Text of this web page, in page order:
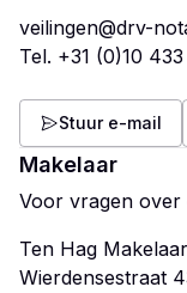
veilingen@drv-
Tel. +31 (0)10
Stuur e-mail
Makelaar
Voor vragen over
Ten Hag
Wierdensestraat